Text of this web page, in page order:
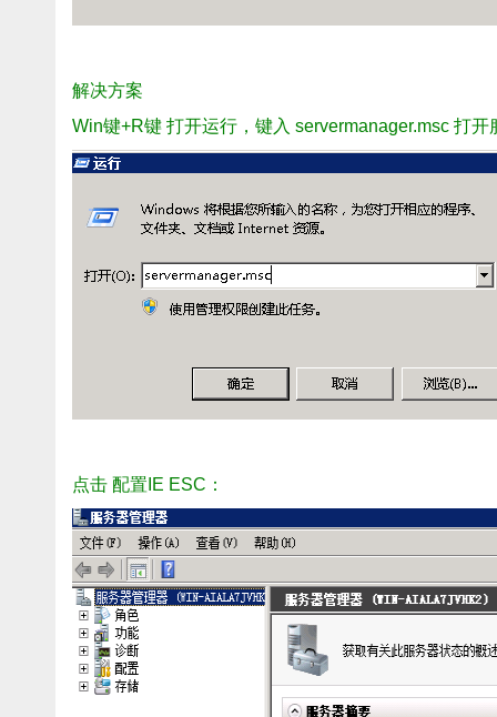
解决方案
Win键+R键 打开运行，键入 servermanager.msc 打开
点击 配置IE ESC：